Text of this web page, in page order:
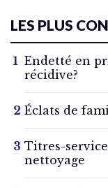
LES PLUS
Endetté en
récidive?
Éclats de
Titres-
nettoyage